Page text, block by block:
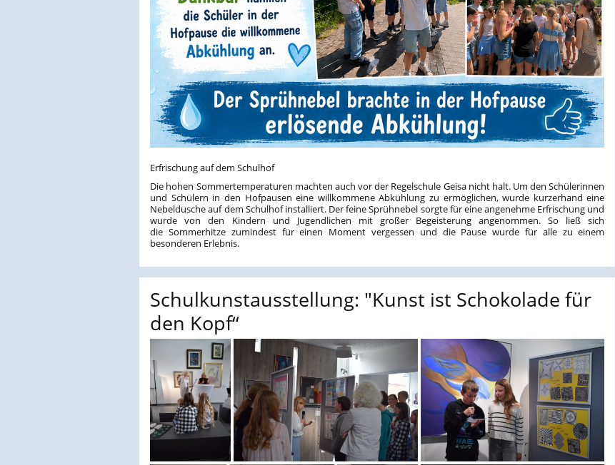
Erfrischung auf dem Schulhof
Die hohen Sommertemperaturen machten auch vor der Regelschule Geisa nicht halt. Um den Schülerinnen
und Schülern in den Hofpausen eine willkommene Abkühlung zu ermöglichen, wurde kurzerhand eine
Nebeldusche auf dem Schulhof installiert. Der feine Sprühnebel sorgte für eine angenehme Erfrischung und
wurde von den Kindern und Jugendlichen mit großer Begeisterung angenommen. So ließ sich
die Sommerhitze zumindest für einen Moment vergessen und die Pause wurde für alle zu einem
besonderen Erlebnis.
Schulkunstausstellung: "Kunst ist Schokolade für
den Kopf“